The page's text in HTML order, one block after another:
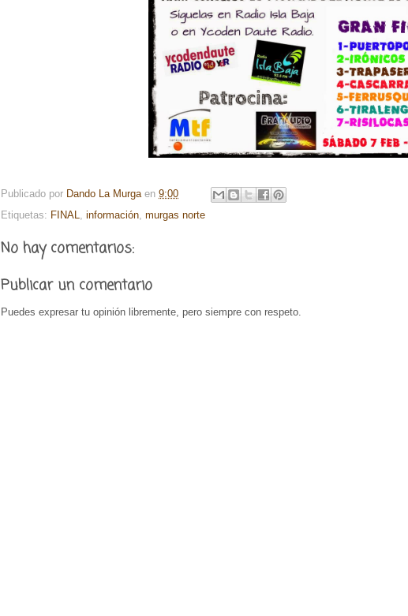
Publicado por Dando La Murga en 9:00
Etiquetas: FINAL, información, murgas norte
No hay comentarios:
Publicar un comentario
Puedes expresar tu opinión libremente, pero siempre con respeto.